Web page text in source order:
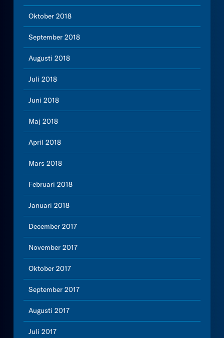
Oktober 2018
September 2018
Augusti 2018
Juli 2018
Juni 2018
Maj 2018
April 2018
Mars 2018
Februari 2018
Januari 2018
December 2017
November 2017
Oktober 2017
September 2017
Augusti 2017
Juli 2017